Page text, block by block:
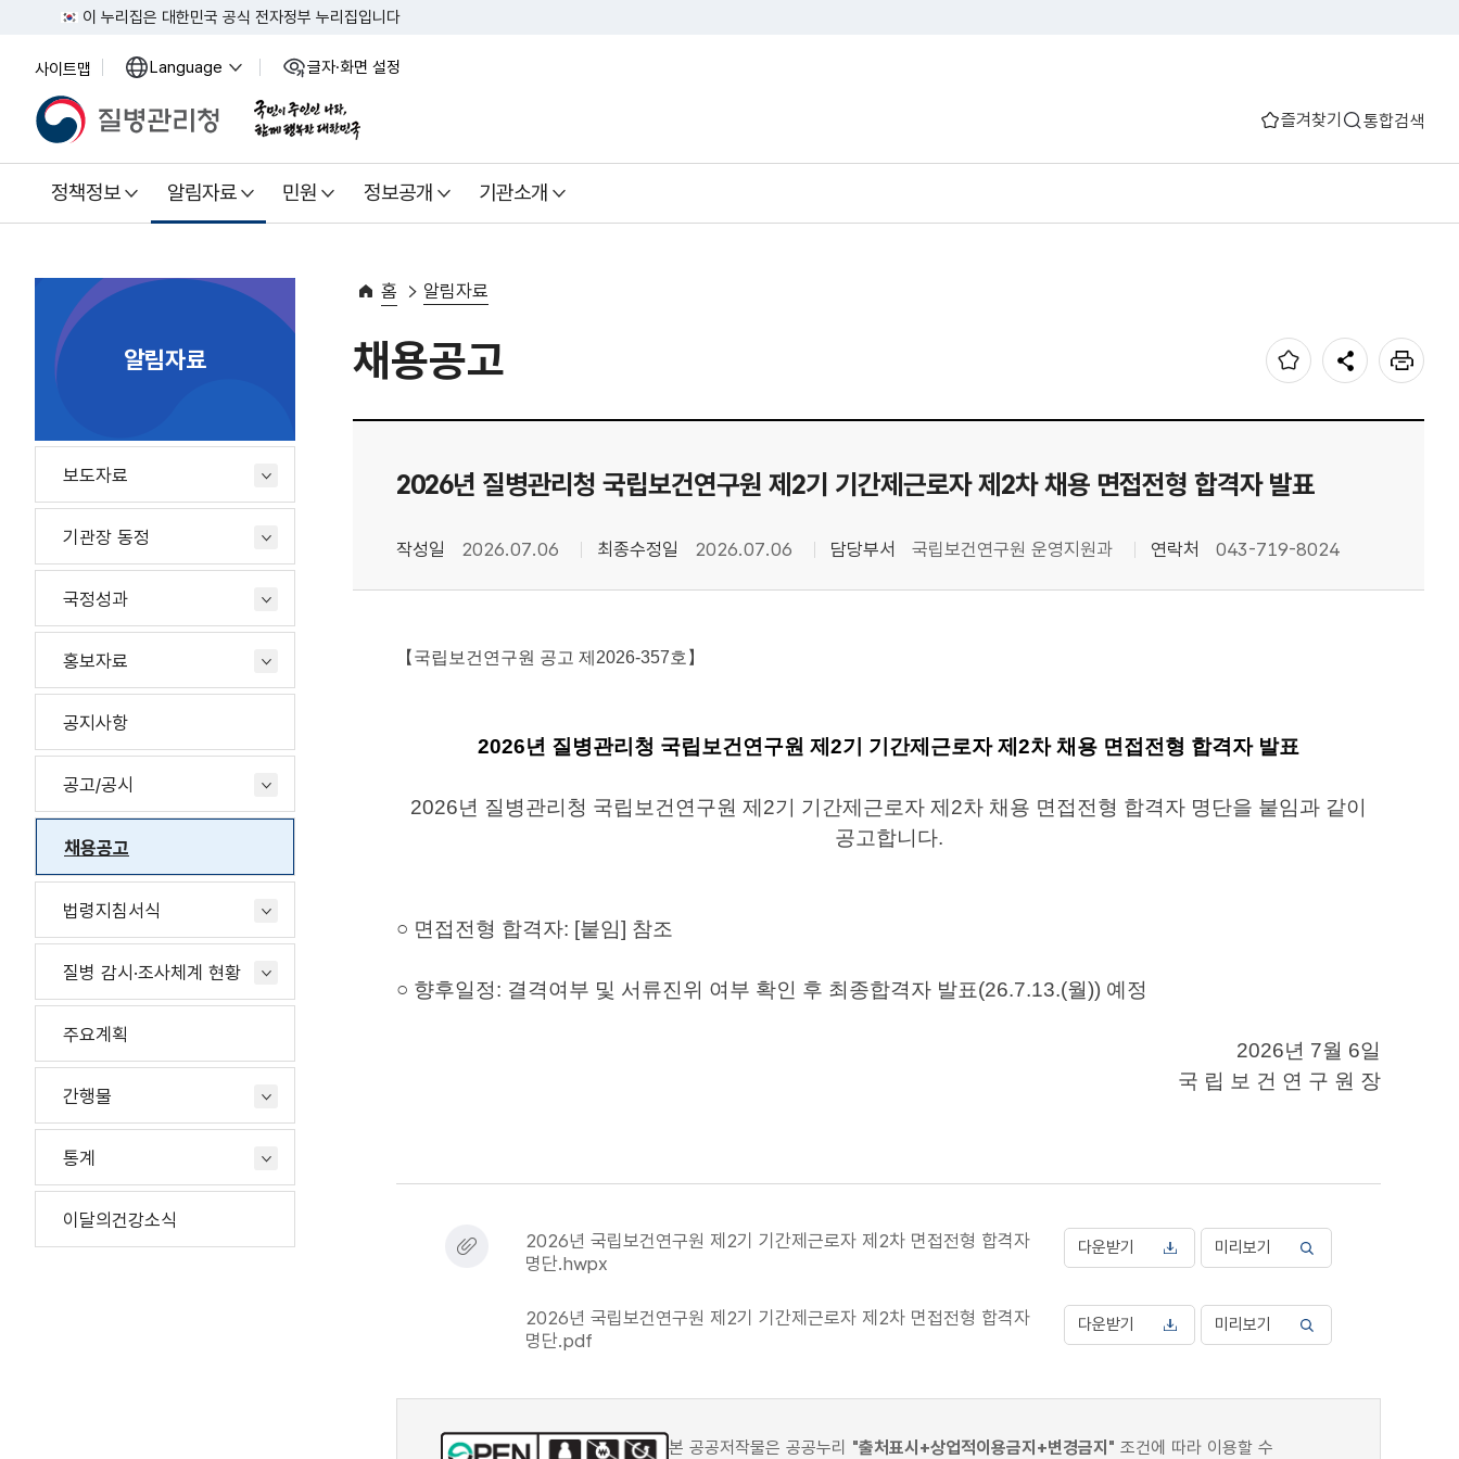
이 누리집은 대한민국 공식 전자정부 누리집입니다
사이트맵 Language 열
글자·화면 설정
즐겨찾기 통합검색
정책정보 알림자료 민원 정보공개 기관소개
알림자료
보도자료
기관장 동정
국정성과
홍보자료
공지사항
공고/공시
채용공고
법령지침서식
질병 감시·조사체계 현황
주요계획
간행물
통계
이달의건강소식
홈 알림자료
채용공고
2026년 질병관리청 국립보건연구원 제2기 기간제근로자 제2차 채용 면접전형 합격자 발표
작성일 2026.07.06 최종수정일 2026.07.06 담당부서 국립보건연구원 운영지원과 연락처 043-719-8024
【국립보건연구원 공고 제2026-357호】
2026년 질병관리청 국립보건연구원 제2기 기간제근로자 제2차 채용 면접전형 합격자 발표
2026년 질병관리청 국립보건연구원 제2기 기간제근로자 제2차 채용 면접전형 합격자 명단을 붙임과 같이
공고합니다.
○ 면접전형 합격자: [붙임] 참조
○ 향후일정: 결격여부 및 서류진위 여부 확인 후 최종합격자 발표(26.7.13.(월)) 예정
2026년 7월 6일
국 립 보 건 연 구 원 장
2026년 국립보건연구원 제2기 기간제근로자 제2차 면접전형 합격자
명단.hwpx
다운받기 미리보기
2026년 국립보건연구원 제2기 기간제근로자 제2차 면접전형 합격자
명단.pdf
다운받기 미리보기
본 공공저작물은 공공누리 "출처표시+상업적이용금지+변경금지" 조건에 따라 이용할 수